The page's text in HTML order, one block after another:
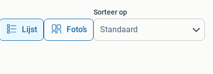
Lijst Foto’s
Sorteer op